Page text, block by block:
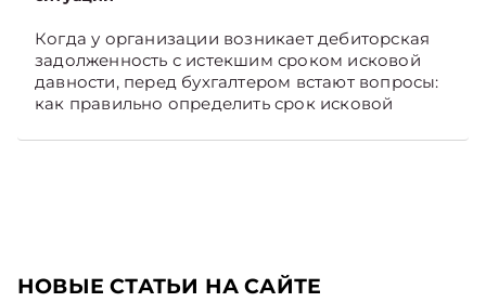
Когда у организации возникает дебиторская
задолженность с истекшим сроком исковой
давности, перед бухгалтером встают вопросы:
как правильно определить срок исковой
задолженность. Рассмотрим это на
НОВЫЕ СТАТЬИ НА САЙТЕ